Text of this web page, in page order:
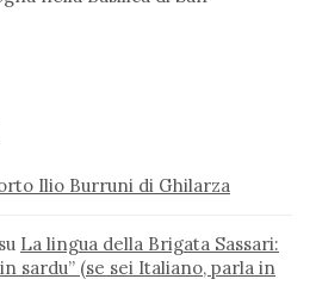
Ilio Burruni di Ghilarza
su La lingua della Brigata Sassari:
sardu” (se sei Italiano, parla in